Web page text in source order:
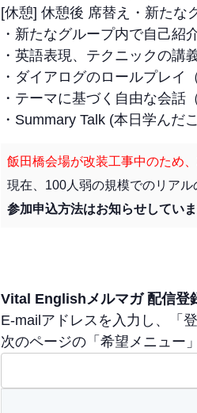
[休憩] 休憩後 席替え・新たな
・新たなグループ内で自己紹
・英語表現、テクニックの講
・ダイアログのロールプレイ
・テーマに基づく自由な会話
・Summary Talk (本日学んだ
飯田橋会場が改装工事中のため
現在、100人弱の規模でのリア
参加申込方法はお知らせしていま
Vital Englishメルマガ 配信登
E-mailアドレスを入力し、「
次のページの「希望メニュー